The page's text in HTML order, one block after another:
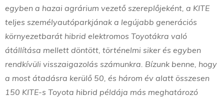
egyben a hazai agrárium vezető szereplőjeként, a KITE
teljes személyautóparkjának a legújabb generációs
környezetbarát hibrid elektromos Toyotákra való
átállítása mellett döntött, történelmi siker és egyben
rendkívüli visszaigazolás számunkra. Bízunk benne, hogy
a most átadásra kerülő 50, és három év alatt összesen
150 KITE-s Toyota hibrid példája más meghatározó